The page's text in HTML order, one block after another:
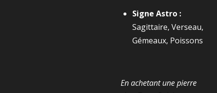
Signe Astro :
Sagittaire, Verseau,
Gémeaux, Poissons
En achetant une pierre